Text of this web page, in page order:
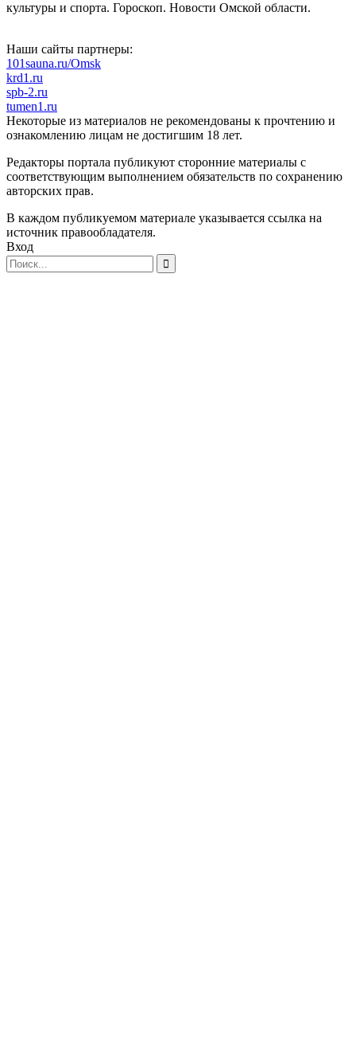
культуры и спорта. Гороскоп. Новости Омской области.
Наши сайты партнеры:
101sauna.ru/Omsk
krd1.ru
spb-2.ru
tumen1.ru
Некоторые из материалов не рекомендованы к прочтению и
ознакомлению лицам не достигшим 18 лет.
Редакторы портала публикуют сторонние материалы с
соответствующим выполнением обязательств по сохранению
авторских прав.
В каждом публикуемом материале указывается ссылка на
источник правообладателя.
Вход